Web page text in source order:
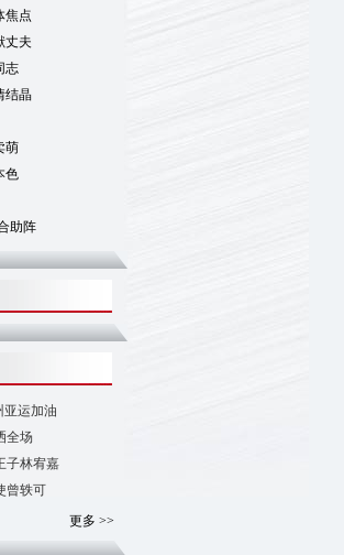
焦点
丈夫
志
结晶
萌
色
助阵
亚运加油
全场
子林宥嘉
曾轶可
更多 >>